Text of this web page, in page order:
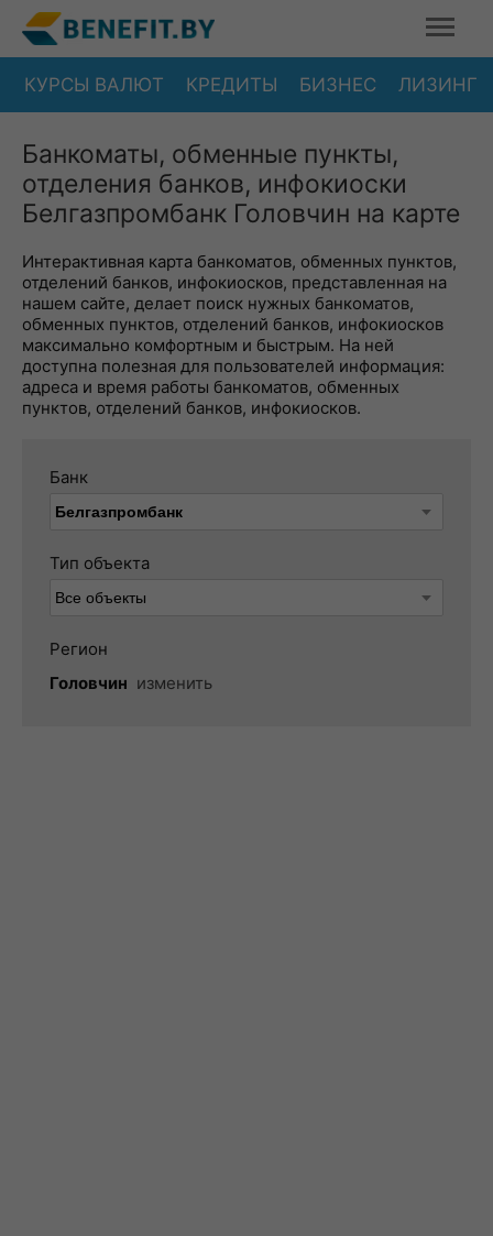
КУРСЫ ВАЛЮТ КРЕДИТЫ БИЗНЕС ЛИЗИНГ
Банкоматы, обменные пункты,
отделения банков, инфокиоски
Белгазпромбанк Головчин на карте
Интерактивная карта банкоматов, обменных пунктов,
отделений банков, инфокиосков, представленная на
нашем сайте, делает поиск нужных банкоматов,
обменных пунктов, отделений банков, инфокиосков
максимально комфортным и быстрым. На ней
доступна полезная для пользователей информация:
адреса и время работы банкоматов, обменных
пунктов, отделений банков, инфокиосков.
Банк
Тип объекта
Регион
Головчин изменить